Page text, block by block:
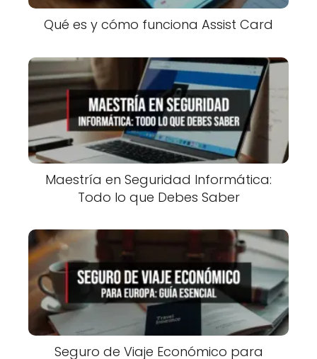
Qué es y cómo funciona Assist Card
Maestría en Seguridad Informática:
Todo lo que Debes Saber
Seguro de Viaje Económico para